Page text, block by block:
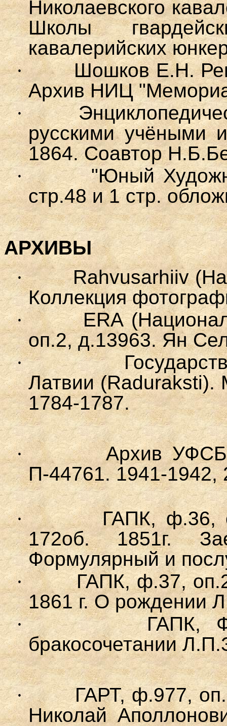
Николаевского
Школы
кавалерийских
·
Шошков Е.Н.
Архив НИЦ
·
русскими учёными
1864. Соавтор
·
"Юный
стр.48 и 1 стр.
АРХИВЫ
·
Rahvusarhiiv
Коллекция
·
ERA
оп.2, д.13963. Ян
·
Латвии (Raduraksti).
1784-1787.
· Архив
П-44761. 1941-1942,
·
ГАПК, ф.36,
172об. 1851г.
Формулярный и
·
ГАПК, ф.37,
1861 г. О рождении
·
ГАПК,
бракосочетании
·
ГАРТ, ф.977,
Николай